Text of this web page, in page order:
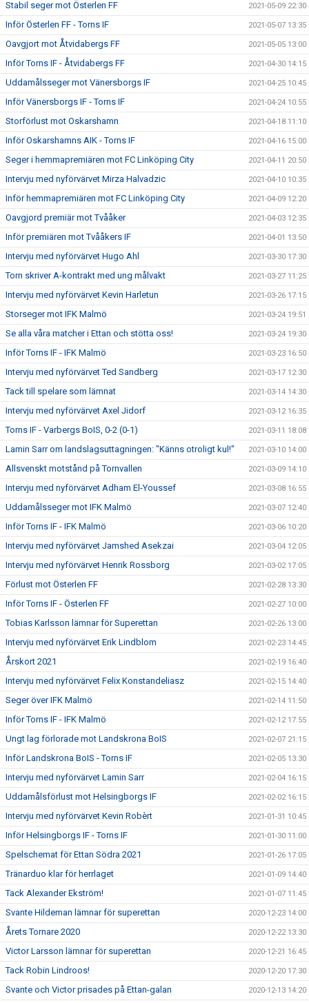
Stabil seger mot Österlen FF 2021-05-09 22:30
Inför Österlen FF - Torns IF 2021-05-07 13:35
Oavgjort mot Åtvidabergs FF 2021-05-05 13:00
Inför Torns IF - Åtvidabergs FF 2021-04-30 14:15
Uddamålsseger mot Vänersborgs IF 2021-04-25 10:45
Inför Vänersborgs IF - Torns IF 2021-04-24 10:55
Storförlust mot Oskarshamn 2021-04-18 11:10
Inför Oskarshamns AIK - Torns IF 2021-04-16 15:00
Seger i hemmapremiären mot FC Linköping City 2021-04-11 20:50
Intervju med nyförvärvet Mirza Halvadzic 2021-04-10 10:35
Inför hemmapremiären mot FC Linköping City 2021-04-09 12:20
Oavgjord premiär mot Tvååker 2021-04-03 12:35
Inför premiären mot Tvååkers IF 2021-04-01 13:50
Intervju med nyförvärvet Hugo Ahl 2021-03-30 17:30
Torn skriver A-kontrakt med ung målvakt 2021-03-27 11:25
Intervju med nyförvärvet Kevin Harletun 2021-03-26 17:15
Storseger mot IFK Malmö 2021-03-24 19:51
Se alla våra matcher i Ettan och stötta oss! 2021-03-24 19:30
Inför Torns IF - IFK Malmö 2021-03-23 16:50
Intervju med nyförvärvet Ted Sandberg 2021-03-17 12:30
Tack till spelare som lämnat 2021-03-14 14:30
Intervju med nyförvärvet Axel Jidorf 2021-03-12 16:35
Torns IF - Varbergs BoIS, 0-2 (0-1) 2021-03-11 18:08
Lamin Sarr om landslagsuttagningen: "Känns otroligt kul!" 2021-03-10 14:00
Allsvenskt motstånd på Tornvallen 2021-03-09 14:10
Intervju med nyförvärvet Adham El-Youssef 2021-03-08 16:55
Uddamålsseger mot IFK Malmö 2021-03-07 12:40
Inför Torns IF - IFK Malmö 2021-03-06 10:20
Intervju med nyförvärvet Jamshed Asekzai 2021-03-04 12:05
Intervju med nyförvärvet Henrik Rossborg 2021-03-02 17:05
Förlust mot Österlen FF 2021-02-28 13:30
Inför Torns IF - Österlen FF 2021-02-27 10:00
Tobias Karlsson lämnar för Superettan 2021-02-26 13:00
Intervju med nyförvärvet Erik Lindblom 2021-02-23 14:45
Årskort 2021 2021-02-19 16:40
Intervju med nyförvärvet Felix Konstandeliasz 2021-02-15 14:40
Seger över IFK Malmö 2021-02-14 11:50
Inför Torns IF - IFK Malmö 2021-02-12 17:55
Ungt lag förlorade mot Landskrona BoIS 2021-02-07 21:15
Inför Landskrona BoIS - Torns IF 2021-02-05 13:30
Intervju med nyförvärvet Lamin Sarr 2021-02-04 16:15
Uddamålsförlust mot Helsingborgs IF 2021-02-02 16:15
Intervju med nyförvärvet Kevin Robèrt 2021-01-31 10:45
Inför Helsingborgs IF - Torns IF 2021-01-30 11:00
Spelschemat för Ettan Södra 2021 2021-01-26 17:05
Tränarduo klar för herrlaget 2021-01-09 14:40
Tack Alexander Ekström! 2021-01-07 11:45
Svante Hildeman lämnar för superettan 2020-12-23 14:00
Årets Tornare 2020 2020-12-22 13:30
Victor Larsson lämnar för superettan 2020-12-21 16:45
Tack Robin Lindroos! 2020-12-20 17:30
Svante och Victor prisades på Ettan-galan 2020-12-13 14:20